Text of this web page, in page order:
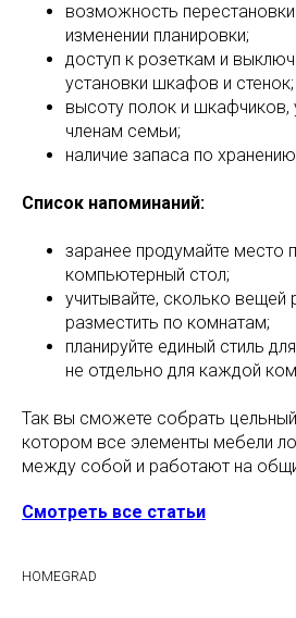
возможность
изменении планировки;
доступ к розеткам и
установки шкафов и стенок;
высоту полок и
членам семьи;
наличие запаса по
Список напоминаний:
заранее продумайте место
компьютерный стол;
учитывайте, сколько вещей
разместить по комнатам;
планируйте единый стиль
не отдельно для каждой
Так вы сможете собрать цельный
котором все элементы мебели
между собой и работают на
Смотреть все статьи
HOMEGRAD